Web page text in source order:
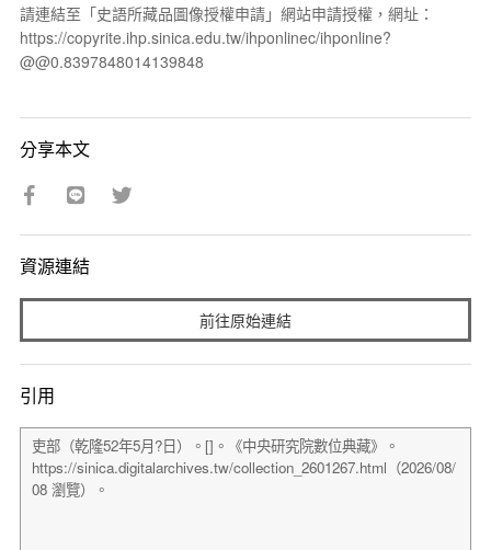
請連結至「史語所藏品圖像授權申請」網站申請授權，網址：
https://copyrite.ihp.sinica.edu.tw/ihponlinec/ihponline?
@@0.8397848014139848
分享本文
資源連結
前往原始連結
引用